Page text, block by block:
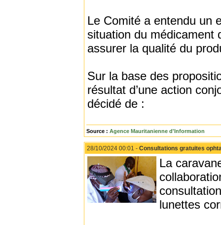
Le Comité a entendu un
situation du médicament
assurer la qualité du
Sur la base des
résultat d’une action
décidé de :
Source : Agence Mauritanienne d'Information
28/10/2024 00:01 - Consultations gratuites
La
lunettes